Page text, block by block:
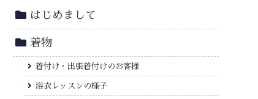
はじめまして
着物
着付け・出張着付けのお客様
浴衣レッスンの様子